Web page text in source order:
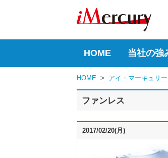
HOME 当社の強
HOME > アイ・マーキュリ
ファンレス
2017/02/20(月)